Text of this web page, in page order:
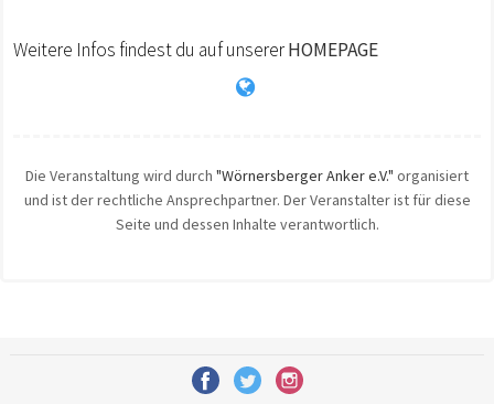
Weitere Infos findest du auf unsererHOMEPAGE
Die Veranstaltung wird durch "Wörnersberger Anker e.V." organisiert
und ist der rechtliche Ansprechpartner. Der Veranstalter ist für diese
Seite und dessen Inhalte verantwortlich.